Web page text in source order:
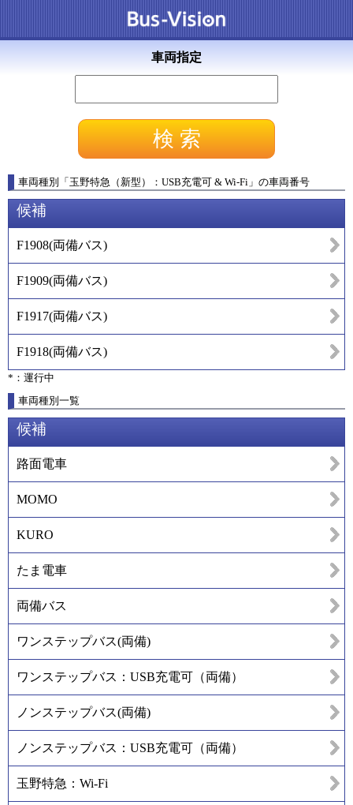
車両指定
車両種別 「 玉野特急（新型）：USB充電可 & Wi-Fi 」 の車両番号
候補
F1908(両備バス)
F1909(両備バス)
F1917(両備バス)
F1918(両備バス)
*：運行中
車両種別一覧
候補
路面電車
MOMO
KURO
たま電車
両備バス
ワンステップバス(両備)
ワンステップバス：USB充電可（両備）
ノンステップバス(両備)
ノンステップバス：USB充電可（両備）
玉野特急：Wi-Fi